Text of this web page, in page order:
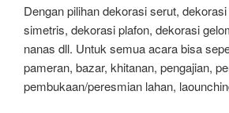
Dengan pilihan dekorasi serut,
simetris, dekorasi plafon, dekorasi
nanas dll. Untuk semua acara bisa
pameran, bazar, khitanan, pengajian,
pembukaan/peresmian lahan,